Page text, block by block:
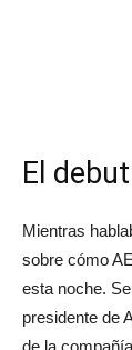
El
Mientras
sobre cómo
esta noche.
presidente de
de la